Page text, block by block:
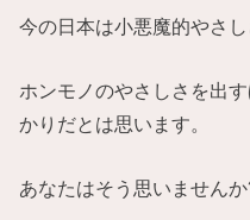
今の日本は小悪魔的やさ
ホンモノのやさしさを出
かりだとは思います。
あなたはそう思いません